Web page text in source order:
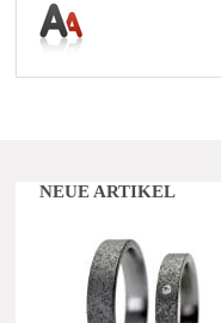
NEUE ARTIKEL